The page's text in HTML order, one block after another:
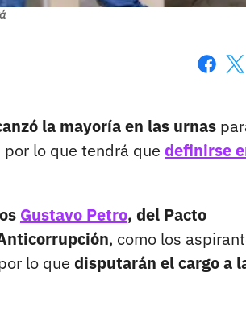
la mayoría en las urnas
por lo que tendrá que definirse
Gustavo Petro, del Pacto
, como los
lo que disputarán el cargo a